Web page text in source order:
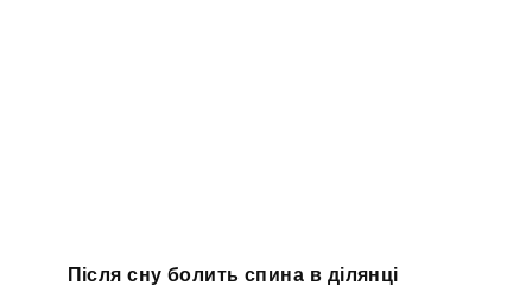
Після сну болить спина в ділянці